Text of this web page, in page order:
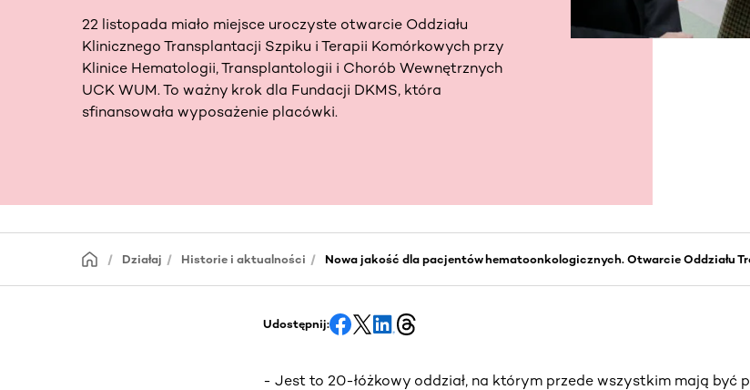
22 listopada miało miejsce uroczyste otwarcie Oddziału
Klinicznego Transplantacji Szpiku i Terapii Komórkowych przy
Klinice Hematologii, Transplantologii i Chorób Wewnętrznych
UCK WUM. To ważny krok dla Fundacji DKMS, która
sfinansowała wyposażenie placówki.
Działaj Historie i aktualności Nowa jakość dla pacjentów hematoonkologicznych. Otwarcie Oddziału
Udostępnij:
- Jest to 20-łóżkowy oddział, na którym przede wszystkim mają być